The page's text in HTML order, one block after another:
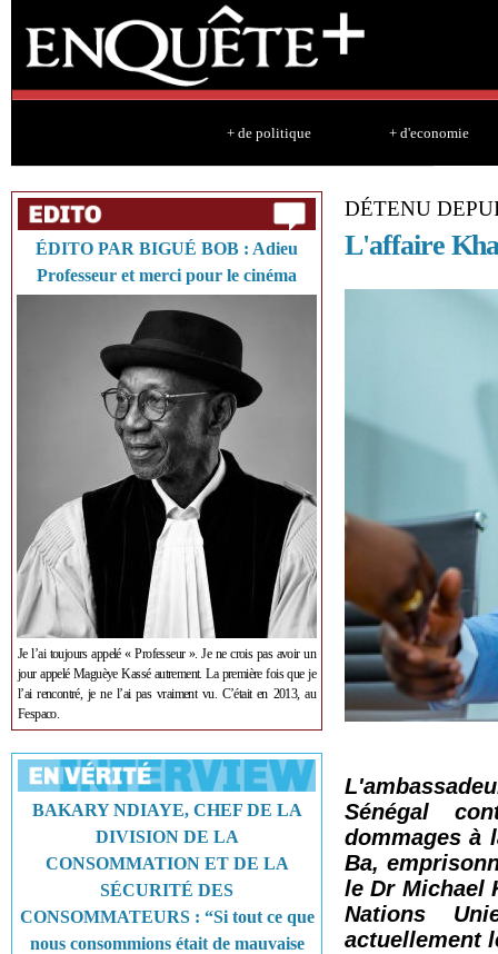
+ de politique + d'economie
ÉDITO PAR BIGUÉ BOB : Adieu
Professeur et merci pour le cinéma
Je l’ai toujours appelé « Professeur ». Je ne crois pas avoir un
jour appelé Maguèye Kassé autrement. La première fois que je
l’ai rencontré, je ne l’ai pas vraiment vu. C’était en 2013, au
Fespaco.
BAKARY NDIAYE, CHEF DE LA
DIVISION DE LA
CONSOMMATION ET DE LA
SÉCURITÉ DES
CONSOMMATEURS : “Si tout ce que
nous consommions était de mauvaise
DÉTENU
L'affaire
Sénégal
dommages à
Ba,
le Dr Michael
Nations
actuellement